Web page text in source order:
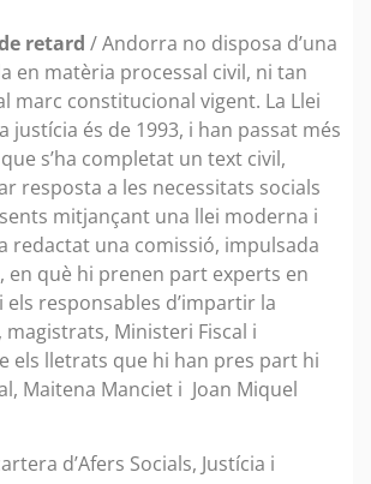
retard / Andorra no disposa d’una
en matèria processal civil, ni tan
marc constitucional vigent. La Llei
justícia és de 1993, i han passat més
s’ha completat un text civil,
resposta a les necessitats socials
mitjançant una llei moderna i
redactat una comissió, impulsada
en què hi prenen part experts en
responsables d’impartir la
magistrats, Ministeri Fiscal i
els lletrats que hi han pres part hi
Maitena Manciet i Joan Miquel
d’Afers Socials, Justícia i